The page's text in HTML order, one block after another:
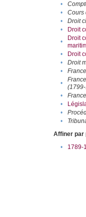
•
•
Cours
•
Droit
•
Droit
•
Droit
• Droit
•
Droit
•
France
•
(1799-
•
•
•
•
Affiner par
•
1789-